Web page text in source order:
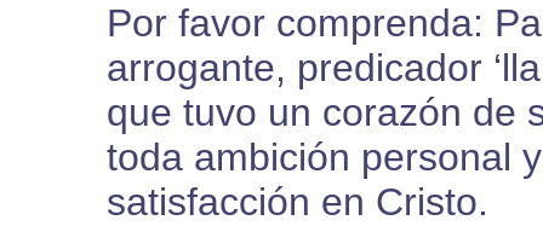
Por favor comprenda:
arrogante, predicador
que tuvo un corazón de
toda ambición personal
satisfacción en Cristo.